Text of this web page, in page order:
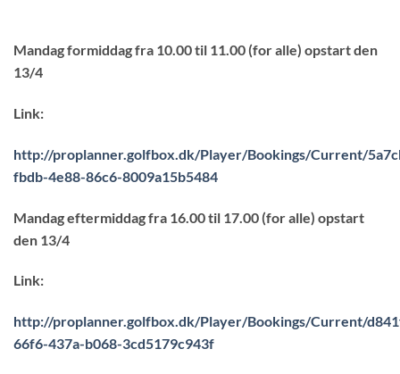
Mandag formiddag fra 10.00 til 11.00 (for alle) opstart den
13/4
Link:
http://proplanner.golfbox.dk/Player/Bookings/Current/
fbdb-4e88-86c6-8009a15b5484
Mandag eftermiddag fra 16.00 til 17.00 (for alle) opstart
den 13/4
Link:
http://proplanner.golfbox.dk/Player/Bookings/Current/
66f6-437a-b068-3cd5179c943f